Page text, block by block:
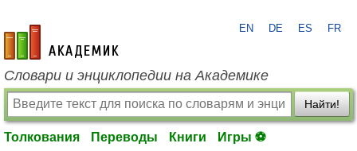
academic.ru
EN DE ES FR
Словари и энциклопедии на Академике
Найти!
Толкования Переводы Книги Игры ⚽